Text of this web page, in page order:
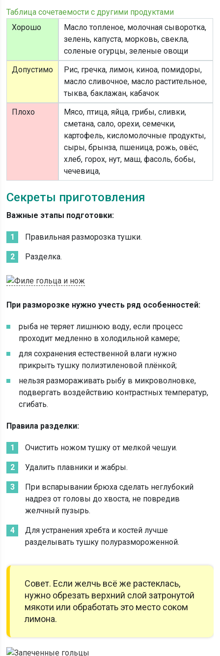
Таблица сочетаемости с другими продуктами
Хорошо
Масло топленое, молочная сыворотка,
зелень, капуста, морковь, свекла,
соленые огурцы, зеленые овощи
Допустимо
Рис, гречка, лимон, киноа, помидоры,
масло сливочное, масло растительное,
тыква, баклажан, кабачок
Плохо
Мясо, птица, яйца, грибы, сливки,
сметана, сало, орехи, семечки,
картофель, кисломолочные продукты,
сыры, брынза, пшеница, рожь, овёс,
хлеб, горох, нут, маш, фасоль, бобы,
чечевица,
Секреты приготовления
Важные этапы подготовки:
Правильная разморозка тушки.
Разделка.
При разморозке нужно учесть ряд особенностей:
рыба не теряет лишнюю воду, если процесс
проходит медленно в холодильной камере;
для сохранения естественной влаги нужно
прикрыть тушку полиэтиленовой плёнкой;
нельзя размораживать рыбу в микроволновке,
подвергать воздействию контрастных температур,
сгибать.
Правила разделки:
Очистить ножом тушку от мелкой чешуи.
Удалить плавники и жабры.
При вспарывании брюха сделать неглубокий
надрез от головы до хвоста, не повредив
желчный пузырь.
Для устранения хребта и костей лучше
разделывать тушку полуразмороженной.
Совет. Если желчь всё же растеклась,
нужно обрезать верхний слой затронутой
мякоти или обработать это место соком
лимона.